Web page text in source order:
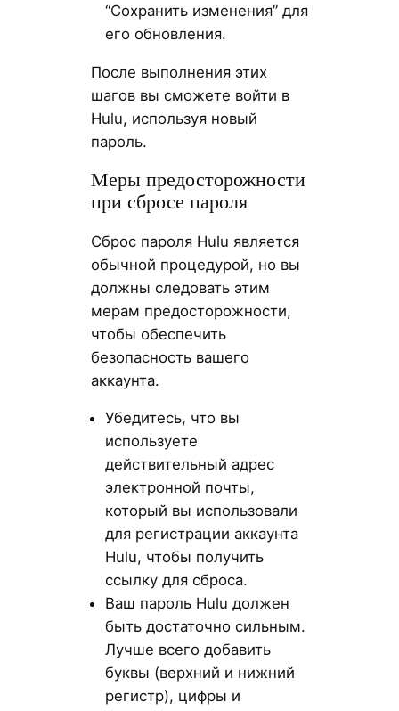
“Сохранить изменения” для
его обновления.
После выполнения этих
шагов вы сможете войти в
Hulu, используя новый
пароль.
Меры предосторожности
при сбросе пароля
Сброс пароля Hulu является
обычной процедурой, но вы
должны следовать этим
мерам предосторожности,
чтобы обеспечить
безопасность вашего
аккаунта.
Убедитесь, что вы
используете
действительный адрес
электронной почты,
который вы использовали
для регистрации аккаунта
Hulu, чтобы получить
ссылку для сброса.
Ваш пароль Hulu должен
быть достаточно сильным.
Лучше всего добавить
буквы (верхний и нижний
регистр), цифры и